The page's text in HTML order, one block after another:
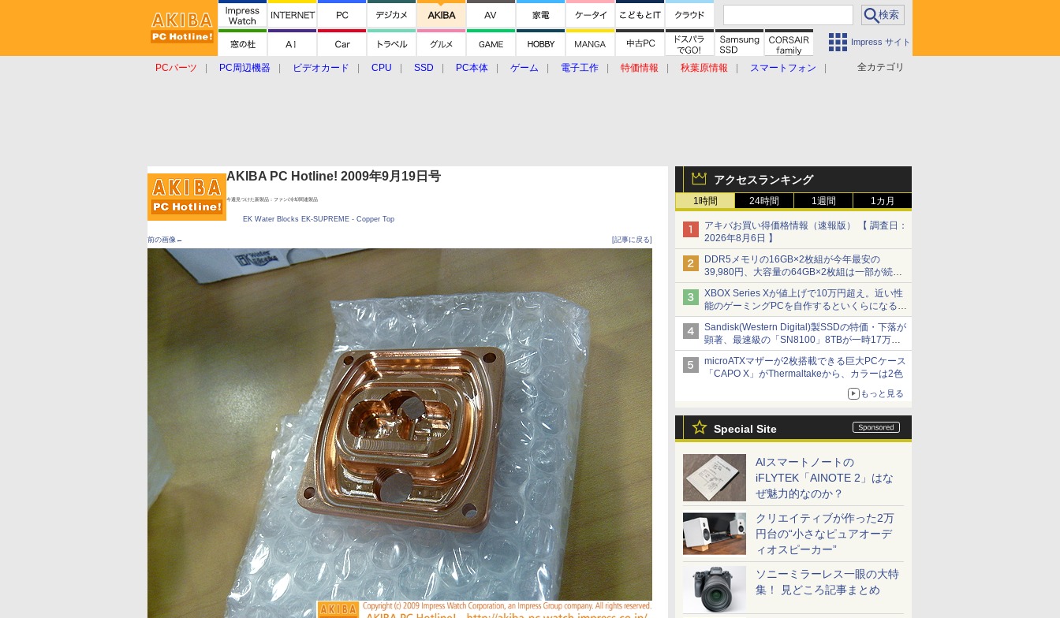
Impress サイト
全カテゴリ
PCパーツ PC周辺機器 ビデオカード CPU SSD PC本体 ゲーム 電子工作 特価情報 秋葉原情報
スマートフォン
アクセスランキング
1時間 24時間 1週間 1カ月
アキバお買い得価格情報（速報版） 【 調査日：
2026年8月6日 】
DDR5メモリの16GB×2枚組が今年最安の
39,980円、大容量の64GB×2枚組は一部が続騰
[8月前半のメモリ価格]
XBOX Series Xが値上げで10万円超え。近い性
能のゲーミングPCを自作するといくらになる？
【石田賀津男の『酒の肴にPCゲーム』】
Sandisk(Western Digital)製SSDの特価・下落が
顕著、最速級の「SN8100」8TBが一時17万円
割れ [8月前半のSSD価格]
microATXマザーが2枚搭載できる巨大PCケース
「CAPO X」がThermaltakeから、カラーは2色
もっと見る
Special Site
AIスマートノートの
iFLYTEK「AINOTE 2」はな
ぜ魅力的なのか？
クリエイティブが作った2万
円台の“小さなピュアオーデ
ィオスピーカー”
ソニーミラーレス一眼の大特
集！ 見どころ記事まとめ
AKIBA PC Hotline! 2009年9月19日号
今週見つけた新製品：ファン/冷却関連製品
EK Water Blocks EK-SUPREME - Copper Top
前の画像← [記事に戻る]